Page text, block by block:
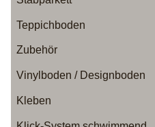
Teppichboden
Zubehör
Vinylboden / Designboden
Kleben